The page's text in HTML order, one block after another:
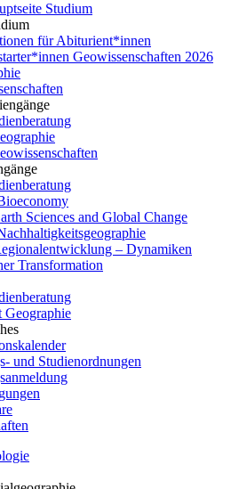
Studium
für Abiturient*innen
Geowissenschaften 2026
Sciences and Global Change
– Dynamiken
Transformation
Geographie
und Studienordnungen